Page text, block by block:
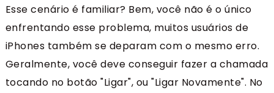
Esse cenário é familiar? Bem, você não é o único
enfrentando esse problema, muitos usuários de
iPhones também se deparam com o mesmo erro.
Geralmente, você deve conseguir fazer a chamada
tocando no botão "Ligar", ou "Ligar Novamente". No